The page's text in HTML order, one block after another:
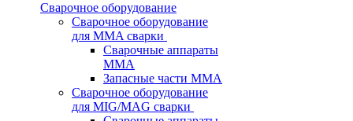
Сварочное оборудование
Сварочное оборудование
для MMA сварки
Сварочные аппараты
MMA
Запасные части MMA
Сварочное оборудование
для MIG/MAG сварки